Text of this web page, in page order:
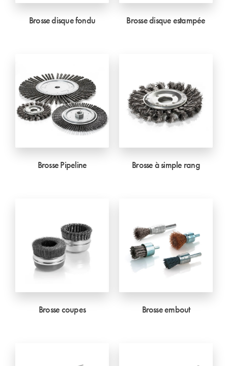
Brosse disque fondu Brosse disque estampée
Brosse Pipeline Brosse à simple rang
Brosse coupes Brosse embout